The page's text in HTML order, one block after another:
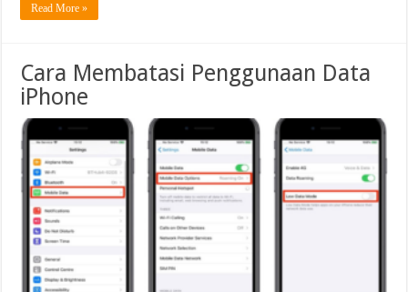
Read More »
Cara Membatasi Penggunaan Data
iPhone